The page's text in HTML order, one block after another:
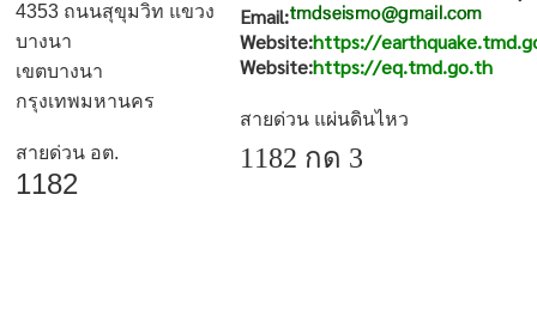
4353 ถนนสุขุมวิท แขวง
บางนา
เขตบางนา
กรุงเทพมหานคร
สายด่วน อต.
1182
Email:
Website:https://
Website:https://eq.tmd.go.th
สายด่วน แผ่นดินไหว
1182 กด 3